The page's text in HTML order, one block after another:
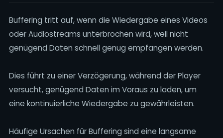
Buffering tritt auf, wenn die Wiedergabe eines Videos
oder Audiostreams unterbrochen wird, weil nicht
genügend Daten schnell genug empfangen werden.
Dies führt zu einer Verzögerung, während der Player
versucht, genügend Daten im Voraus zu laden, um
eine kontinuierliche Wiedergabe zu gewährleisten.
Häufige Ursachen für Buffering sind eine langsame